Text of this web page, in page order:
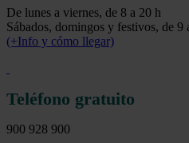
De lunes a viernes, de 8 a 20 h
Sábados, domingos y festivos, de 9
(+Info y cómo llegar)
Teléfono gratuito
900 928 900